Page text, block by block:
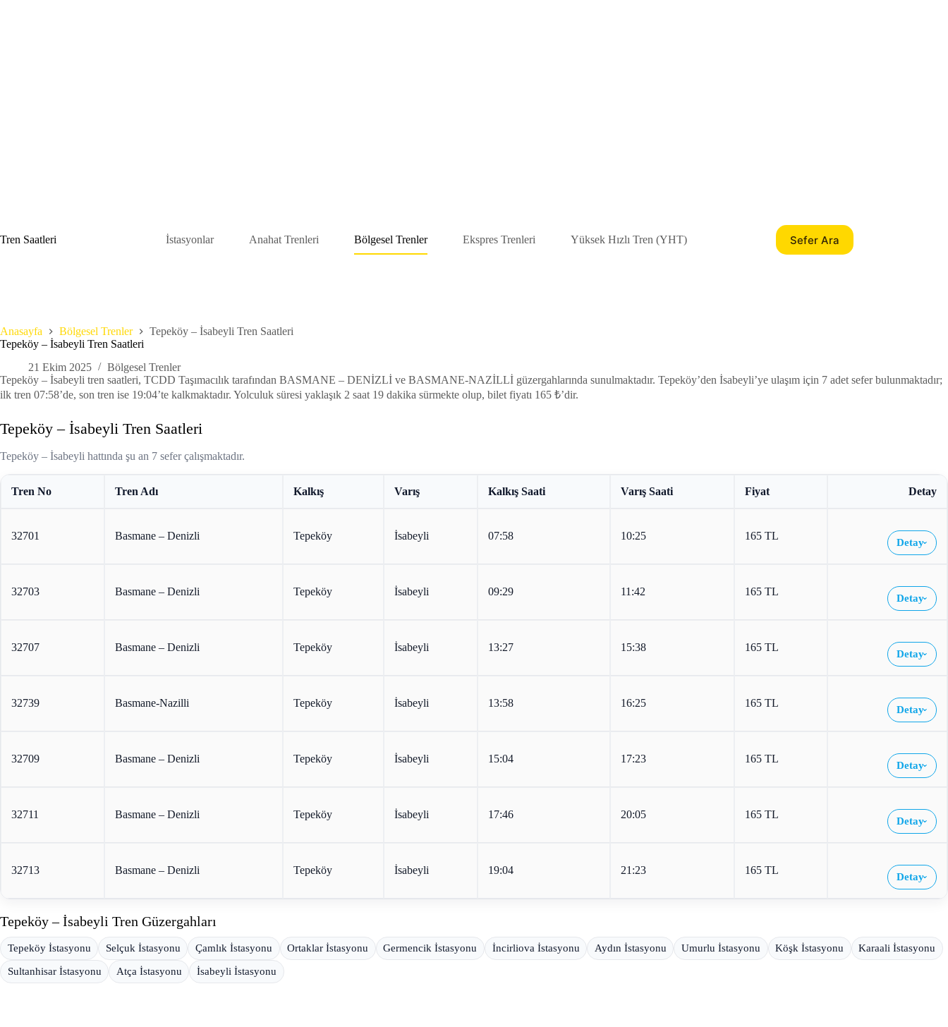
Tren Saatleri
İstasyonlar Anahat Trenleri Bölgesel Trenler Ekspres Trenleri Yüksek Hızlı Tren (YHT) Sefer Ara
Anasayfa Bölgesel Trenler
Tepeköy – İsabeyli Tren Saatleri
Tepeköy – İsabeyli Tren Saatleri
21 Ekim 2025
Bölgesel Trenler
Tepeköy – İsabeyli tren saatleri, TCDD Taşımacılık tarafından BASMANE – DENİZLİ ve BASMANE-NAZİLLİ güzergahlarında sunulmaktadır. Tepeköy’den İsabeyli’ye ulaşım için 7 adet sefer bulunmaktadır;
ilk tren 07:58’de, son tren ise 19:04’te kalkmaktadır. Yolculuk süresi yaklaşık 2 saat 19 dakika sürmekte olup, bilet fiyatı 165 ₺’dir.
Tepeköy – İsabeyli Tren Saatleri
Tepeköy – İsabeyli hattında şu an 7 sefer çalışmaktadır.
Tren No Tren Adı Kalkış Varış Kalkış Saati Varış Saati Fiyat Detay
32701 Basmane – Denizli Tepeköy İsabeyli 07:58 10:25 165 TL
Detay›
32703 Basmane – Denizli Tepeköy İsabeyli 09:29 11:42 165 TL
Detay›
32707 Basmane – Denizli Tepeköy İsabeyli 13:27 15:38 165 TL
Detay›
32739 Basmane-Nazilli Tepeköy İsabeyli 13:58 16:25 165 TL
Detay›
32709 Basmane – Denizli Tepeköy İsabeyli 15:04 17:23 165 TL
Detay›
32711 Basmane – Denizli Tepeköy İsabeyli 17:46 20:05 165 TL
Detay›
32713 Basmane – Denizli Tepeköy İsabeyli 19:04 21:23 165 TL
Detay›
Tepeköy – İsabeyli Tren Güzergahları
Tepeköy İstasyonu Selçuk İstasyonu Çamlık İstasyonu Ortaklar İstasyonu Germencik İstasyonu İncirliova İstasyonu Aydın İstasyonu Umurlu İstasyonu Köşk İstasyonu Karaali İstasyonu
Sultanhisar İstasyonu Atça İstasyonu İsabeyli İstasyonu